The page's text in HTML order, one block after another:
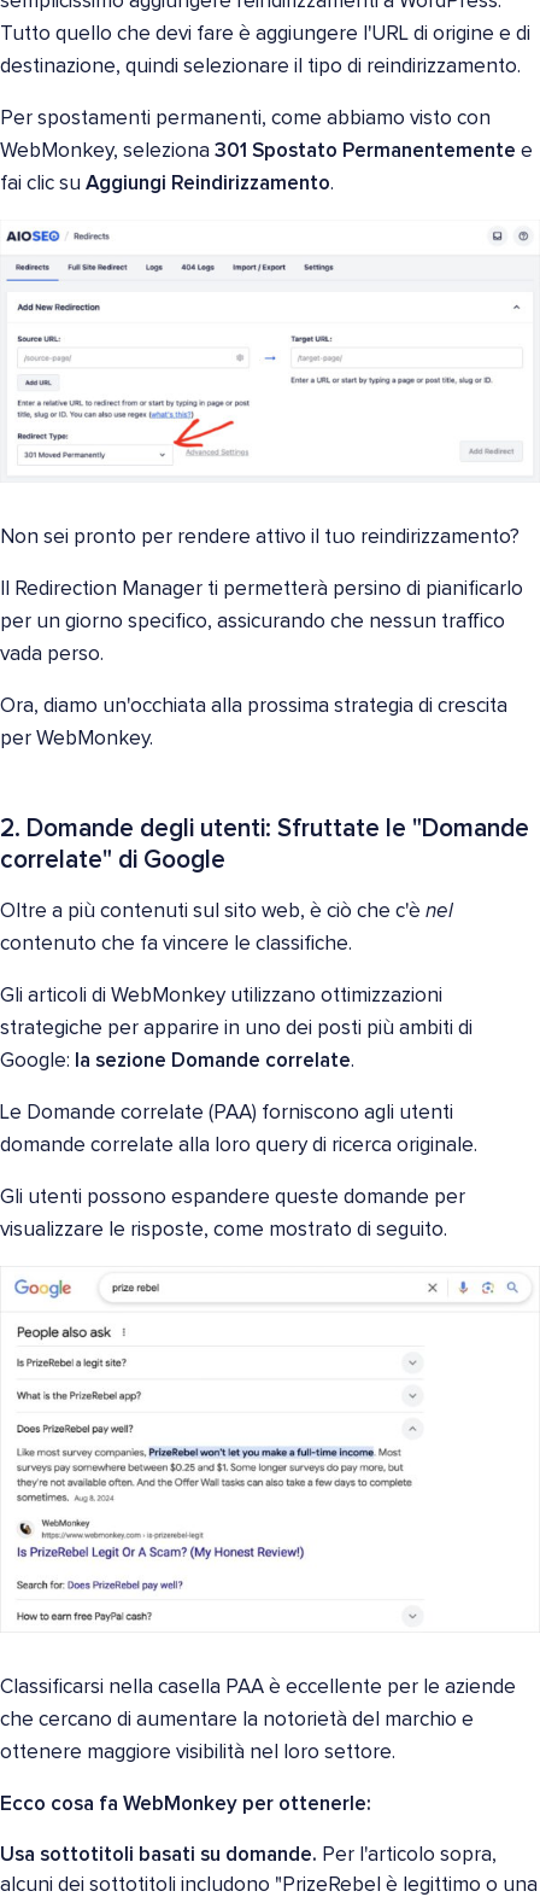
Tutto quello che devi fare è aggiungere l'URL di origine e di
destinazione, quindi selezionare il tipo di reindirizzamento.
Per spostamenti permanenti, come abbiamo visto con
WebMonkey, seleziona 301 Spostato Permanentemente e
fai clic su Aggiungi Reindirizzamento.
Non sei pronto per rendere attivo il tuo reindirizzamento?
Il Redirection Manager ti permetterà persino di pianificarlo
per un giorno specifico, assicurando che nessun traffico
vada perso.
Ora, diamo un'occhiata alla prossima strategia di crescita
per WebMonkey.
2. Domande degli utenti: Sfruttate le "Domande
correlate" di Google
Oltre a più contenuti sul sito web, è ciò che c'è nel
contenuto che fa vincere le classifiche.
Gli articoli di WebMonkey utilizzano ottimizzazioni
strategiche per apparire in uno dei posti più ambiti di
Google: la sezione Domande correlate.
Le Domande correlate (PAA) forniscono agli utenti
domande correlate alla loro query di ricerca originale.
Gli utenti possono espandere queste domande per
visualizzare le risposte, come mostrato di seguito.
Classificarsi nella casella PAA è eccellente per le aziende
che cercano di aumentare la notorietà del marchio e
ottenere maggiore visibilità nel loro settore.
Ecco cosa fa WebMonkey per ottenerle:
Usa sottotitoli basati su domande. Per l'articolo sopra,
alcuni dei sottotitoli includono "PrizeRebel è legittimo o una